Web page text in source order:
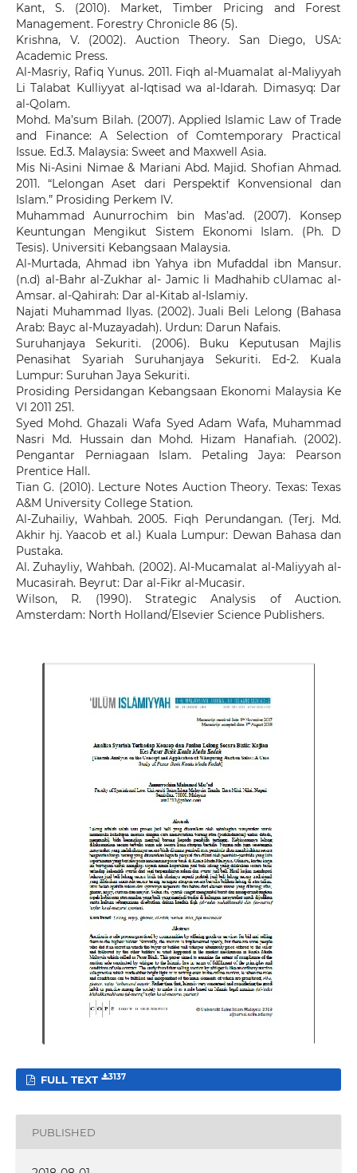
Kant, S. (2010). Market, Timber Pricing and Forest
Management. Forestry Chronicle 86 (5).
Krishna, V. (2002). Auction Theory. San Diego, USA:
Academic Press.
Al-Masriy, Rafiq Yunus. 2011. Fiqh al-Muamalat al-Maliyyah
Li Talabat Kulliyyat al-Iqtisad wa al-Idarah. Dimasyq: Dar
al-Qolam.
Mohd. Ma’sum Bilah. (2007). Applied Islamic Law of Trade
and Finance: A Selection of Comtemporary Practical
Issue. Ed.3. Malaysia: Sweet and Maxwell Asia.
Mis Ni-Asini Nimae & Mariani Abd. Majid. Shofian Ahmad.
2011. “Lelongan Aset dari Perspektif Konvensional dan
Islam.” Prosiding Perkem IV.
Muhammad Aunurrochim bin Mas’ad. (2007). Konsep
Keuntungan Mengikut Sistem Ekonomi Islam. (Ph. D
Tesis). Universiti Kebangsaan Malaysia.
Al-Murtada, Ahmad ibn Yahya ibn Mufaddal ibn Mansur.
(n.d) al-Bahr al-Zukhar al- Jamic li Madhahib cUlamac al-
Amsar. al-Qahirah: Dar al-Kitab al-Islamiy.
Najati Muhammad Ilyas. (2002). Juali Beli Lelong (Bahasa
Arab: Bayc al-Muzayadah). Urdun: Darun Nafais.
Suruhanjaya Sekuriti. (2006). Buku Keputusan Majlis
Penasihat Syariah Suruhanjaya Sekuriti. Ed-2. Kuala
Lumpur: Suruhan Jaya Sekuriti.
Prosiding Persidangan Kebangsaan Ekonomi Malaysia Ke
VI 2011 251.
Syed Mohd. Ghazali Wafa Syed Adam Wafa, Muhammad
Nasri Md. Hussain dan Mohd. Hizam Hanafiah. (2002).
Pengantar Perniagaan Islam. Petaling Jaya: Pearson
Prentice Hall.
Tian G. (2010). Lecture Notes Auction Theory. Texas: Texas
A&M University College Station.
Al-Zuhailiy, Wahbah. 2005. Fiqh Perundangan. (Terj. Md.
Akhir hj. Yaacob et al.) Kuala Lumpur: Dewan Bahasa dan
Pustaka.
Al. Zuhayliy, Wahbah. (2002). Al-Mucamalat al-Maliyyah al-
Mucasirah. Beyrut: Dar al-Fikr al-Mucasir.
Wilson, R. (1990). Strategic Analysis of Auction.
Amsterdam: North Holland/Elsevier Science Publishers.
FULL TEXT 3137
PUBLISHED